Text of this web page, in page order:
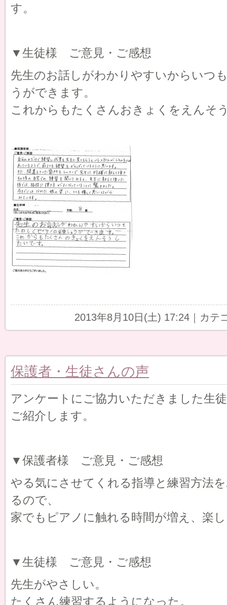
す。
▼生徒様 ご意見・ご感想
先生のお話しがわかりやすいからいつ
うができます。
これからもたくさんおきょくをえんそ
2013年8月10日(土) 17:24｜カテ
保護者・生徒さんの声
アンケートにご協力いただきました生
ご紹介します。
▼保護者様 ご意見・ご感想
やる気にさせてくれる指導と練習方法
るので、
家でもピアノに触れる時間が増え、楽
▼生徒様 ご意見・ご感想
先生がやさしい。
たくさん練習するようになった。